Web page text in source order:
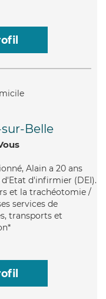
Belle
Alain a 20 ans
d'infirmier (DEI).
et la trachéotomie /
services de
transports et